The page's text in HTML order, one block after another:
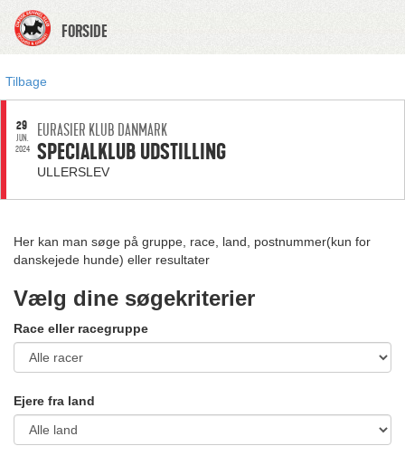
FORSIDE
Tilbage
29
JUN.
2024
EURASIER KLUB DANMARK
SPECIALKLUB UDSTILLING
ULLERSLEV
Her kan man søge på gruppe, race, land, postnummer(kun for
danskejede hunde) eller resultater
Vælg dine søgekriterier
Race eller racegruppe
Ejere fra land